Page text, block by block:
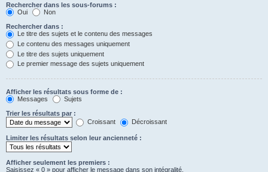
Rechercher dans les sous-forums :
Oui
Non
Rechercher dans :
Le titre des sujets et le contenu des messages
Le contenu des messages uniquement
Le titre des sujets uniquement
Le premier message des sujets uniquement
Afficher les résultats sous forme de :
Messages
Sujets
Trier les résultats par :
Croissant
Décroissant
Limiter les résultats selon leur ancienneté :
Afficher seulement les premiers :
Saisissez « 0 » pour afficher le message dans son intégralité.